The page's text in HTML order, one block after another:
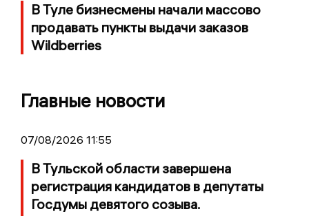
В Туле бизнесмены начали массово
продавать пункты выдачи заказов
Wildberries
Главные новости
07/08/2026 11:55
В Тульской области завершена
регистрация кандидатов в депутаты
Госдумы девятого созыва.